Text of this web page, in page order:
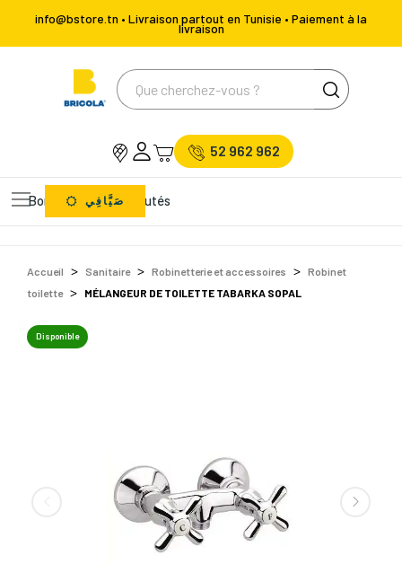
info@bstore.tn • Livraison partout en Tunisie • Paiement à la
livraison
52 962 962
Bons Plans Nouveautés
صَيَّافِي
Accueil Sanitaire Robinetterie et accessoires
Robinet
toilette
MÉLANGEUR DE TOILETTE TABARKA SOPAL
Disponible